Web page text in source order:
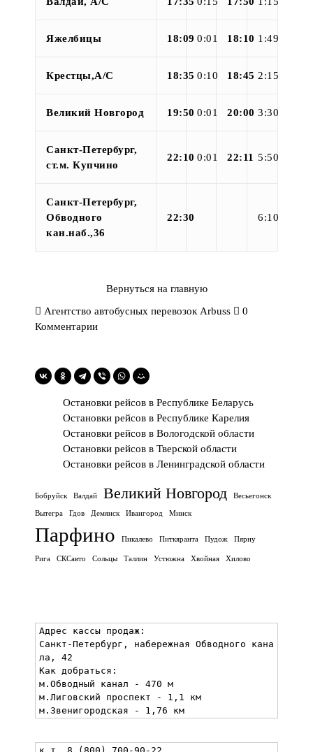
Яжелбицы 18:09 0:01 18:10 1:49
Крестцы,А/С 18:35 0:10 18:45 2:15
Великий Новгород 19:50 0:01 20:00 3:30
Санкт-Петербург,
ст.м. Купчино
22:10 0:01 22:11 5:50
Санкт-Петербург,
Обводного
кан.наб.,36
22:30 6:10
Вернуться на главную
Агентство автобусных перевозок Arbuss
0
Комментарии
Остановки рейсов в Республике Беларусь
Остановки рейсов в Республике Карелия
Остановки рейсов в Вологодской области
Остановки рейсов в Тверской области
Остановки рейсов в Ленинградской области
Бобруйск Валдай Великий Новгород Весьегонск
Вытегра Гдов Демянск Ивангород Минск
Парфино Пикалево Питкяранта Пудож Пярну
Рига СКСавто Сольцы Таллин Устюжна Хвойная Хилово
Адрес кассы продаж:
Санкт-Петербург, набережная Обводного кана
ла, 42
Как добраться:
м.Обводный канал - 470 м
м.Лиговский проспект - 1,1 км
м.Звенигородская - 1,76 км